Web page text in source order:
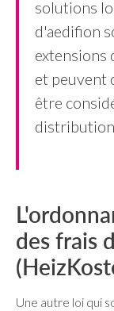
solutions
d'aedifion
extensions
et peuvent
être
des frais
Une autre loi qui